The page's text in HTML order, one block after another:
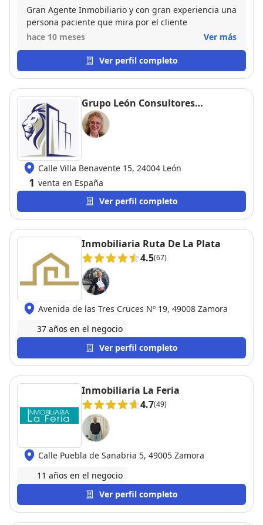
Gran Agente Inmobiliario y con gran experiencia una
persona paciente que mira por el cliente
hace 10 meses
Ver más
Ver perfil completo
Grupo León Consultores
Inmobiliarios
Calle Villa Benavente 15, 24004 León
1 venta en España
Ver perfil completo
Inmobiliaria Ruta De La Plata
4.5(67)
Avenida de las Tres Cruces Nº 19, 49008 Zamora
37 años en el negocio
Ver perfil completo
Inmobiliaria La Feria
4.7(49)
Calle Puebla de Sanabria 5, 49005 Zamora
11 años en el negocio
Ver perfil completo